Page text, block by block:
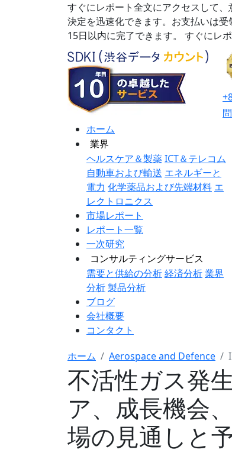
すぐにレポート全文にアクセスして
決定を迅速化できます。お支払いは受
15日以内に完了できます。
すぐにレ
ホーム
業界
ヘルスケア＆製薬ICT＆テレコム
自動車および輸送 エネルギーと
電力 化学薬品および先端材料 エ
レクトロニクス
市場レポート
レポート一覧
一次研究
コンサルティングサービス
需要と供給の分析経済分析業界
分析製品分析
ブログ
会社概要
コンタクト
ホーム Aerospace and Defence
不活性ガス発
ア、成長機会
場の見通しと